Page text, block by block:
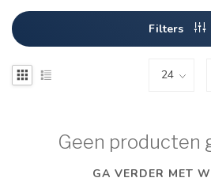
Filters
Geen producten
GA VERDER MET